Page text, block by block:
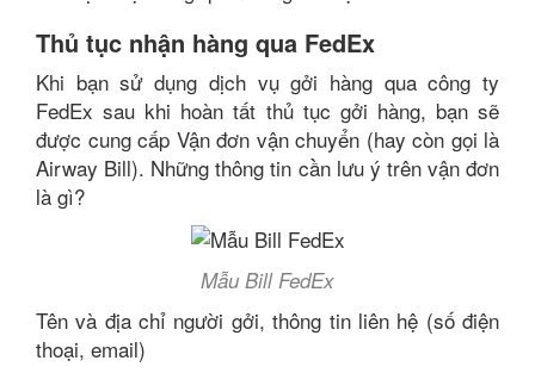
Thủ tục nhận hàng qua FedEx
Khi bạn sử dụng dịch vụ gởi hàng qua công ty
FedEx sau khi hoàn tất thủ tục gởi hàng, bạn sẽ
được cung cấp Vận đơn vận chuyển (hay còn gọi là
Airway Bill). Những thông tin cần lưu ý trên vận đơn
là gì?
Mẫu Bill FedEx
Tên và địa chỉ người gởi, thông tin liên hệ (số điện
thoại, email)